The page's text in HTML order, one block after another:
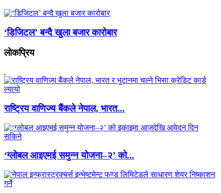
‘डिजिटल’ बन्दै खुला बजार कारोबार
लाेकप्रिय
राष्ट्रिय वाणिज्य बैंकले नेपाल, भारत...
‘ग्लोबल आइएमई समुन्न योजना–२’ को...